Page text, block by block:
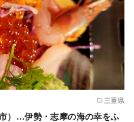
三重県
）…伊勢・志摩の海の幸をふ